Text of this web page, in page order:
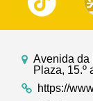
Avenida da
Plaza, 15.º
https://